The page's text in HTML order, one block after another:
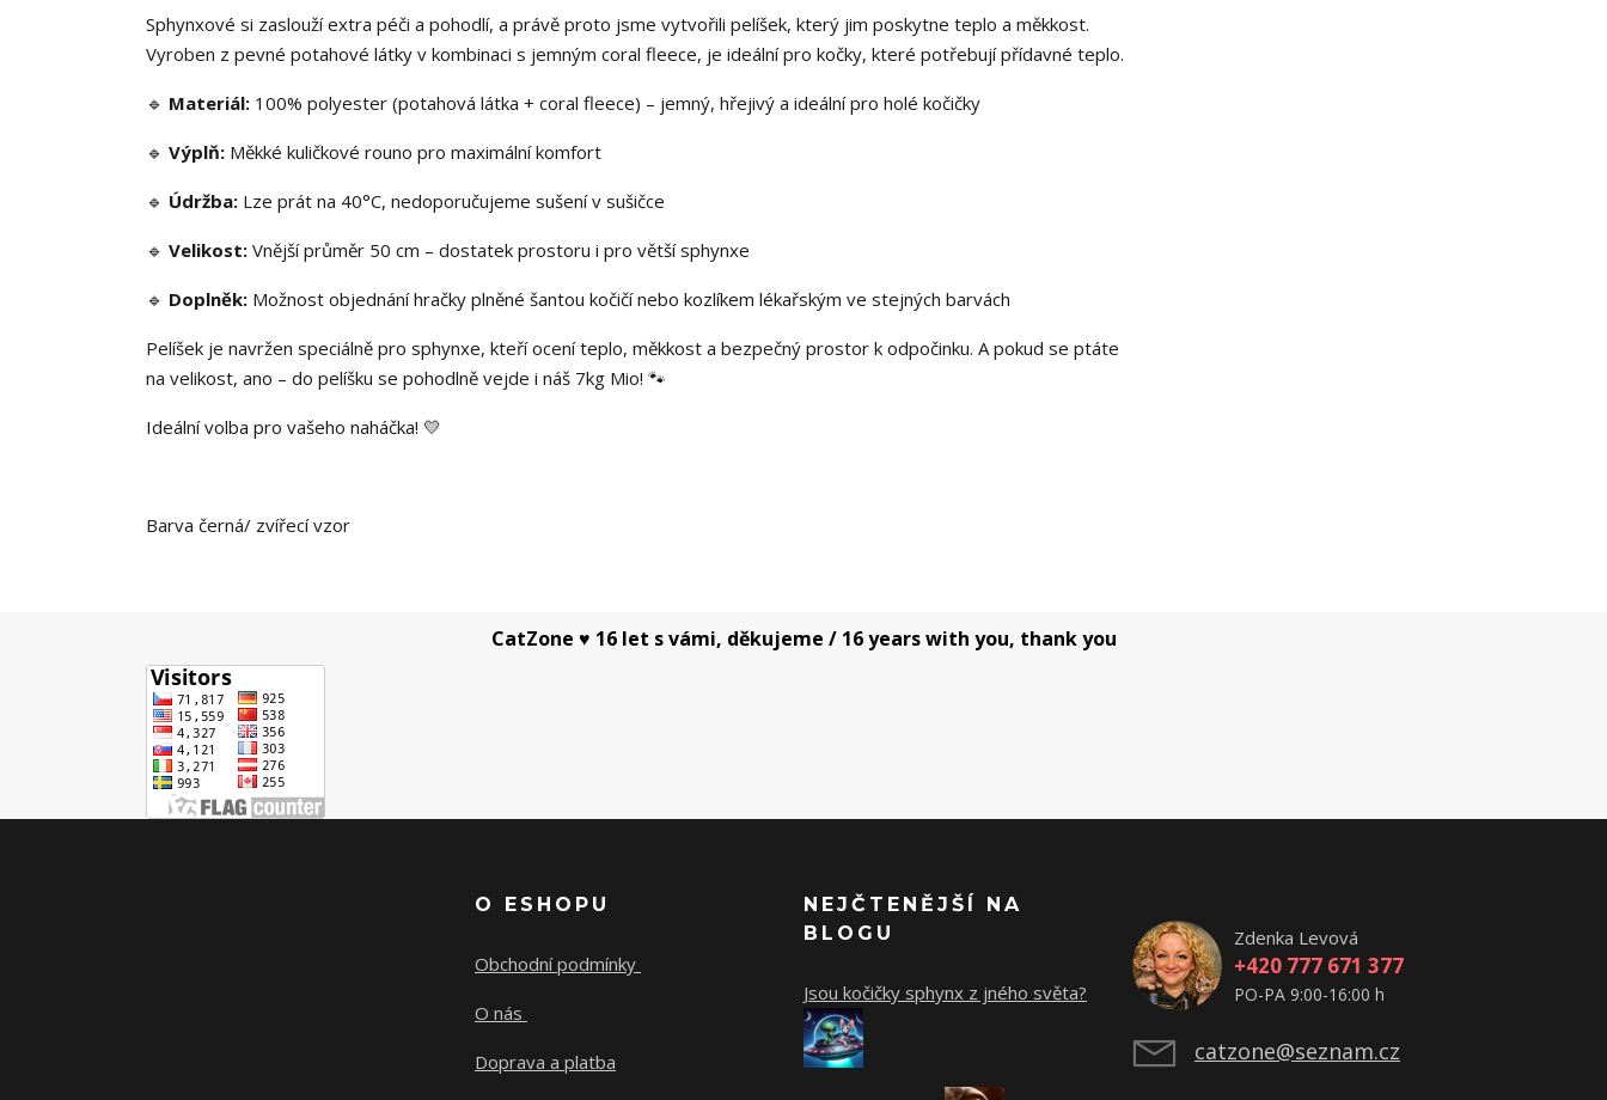
Sphynxové si zaslouží extra péči a pohodlí, a právě proto jsme vytvořili pelíšek, který jim poskytne teplo a měkkost.
Vyroben z pevné potahové látky v kombinaci s jemným coral fleece, je ideální pro kočky, které potřebují přídavné teplo.
🔹 Materiál: 100% polyester (potahová látka + coral fleece) – jemný, hřejivý a ideální pro holé kočičky
🔹 Výplň: Měkké kuličkové rouno pro maximální komfort
🔹 Údržba: Lze prát na 40°C, nedoporučujeme sušení v sušičce
🔹 Velikost: Vnější průměr 50 cm – dostatek prostoru i pro větší sphynxe
🔹 Doplněk: Možnost objednání hračky plněné šantou kočičí nebo kozlíkem lékařským ve stejných barvách
Pelíšek je navržen speciálně pro sphynxe, kteří ocení teplo, měkkost a bezpečný prostor k odpočinku. A pokud se ptáte
na velikost, ano – do pelíšku se pohodlně vejde i náš 7kg Mio! 🐾
Ideální volba pro vašeho naháčka! 💛
Barva černá/ zvířecí vzor
CatZone ♥ 16 let s vámi, děkujeme / 16 years with you, thank you
O ESHOPU
Obchodní podmínky
O nás
Doprava a platba
NEJČTENĚJŠÍ NA
BLOGU
Jsou kočičky sphynx z jného světa?
Zdenka Levová
+420 777 671 377
PO-PA 9:00-16:00 h
catzone@seznam.cz